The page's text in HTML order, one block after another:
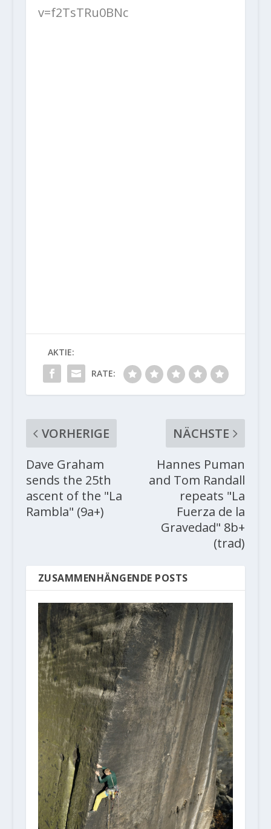
v=f2TsTRu0BNc
AKTIE:
RATE:
VORHERIGE
Dave Graham
sends the 25th
ascent of the "La
Rambla" (9a+)
NÄCHSTE
Hannes Puman
and Tom Randall
repeats "La
Fuerza de la
Gravedad" 8b+
(trad)
ZUSAMMENHÄNGENDE POSTS